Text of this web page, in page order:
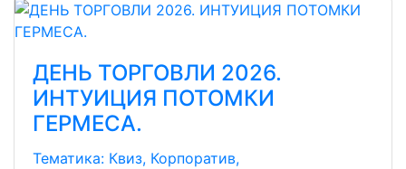
ДЕНЬ ТОРГОВЛИ 2026.
ИНТУИЦИЯ ПОТОМКИ
ГЕРМЕСА.
Тематика: Квиз, Корпоратив,